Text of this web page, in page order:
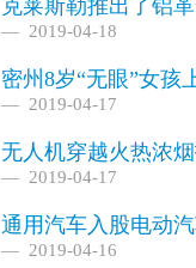
克莱斯勒推出了铝
2019-04-18
密州8岁“无眼”女孩
2019-04-17
无人机穿越火热浓
2019-04-17
通用汽车入股电动
2019-04-16